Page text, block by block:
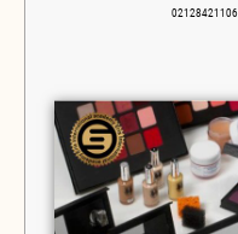
02128421106